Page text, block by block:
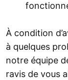
À condition
à quelques
notre équipe
ravis de vous